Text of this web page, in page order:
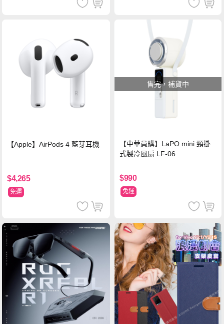
【Apple】AirPods 4 藍芽耳機
$4,265
免運
售完，補貨中
【中華員購】LaPO mini 頸掛
式製冷風扇 LF-06
$990
免運